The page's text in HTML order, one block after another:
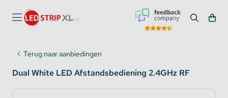
Terug naar aanbiedingen
Dual White LED Afstandsbediening 2.4GHz RF